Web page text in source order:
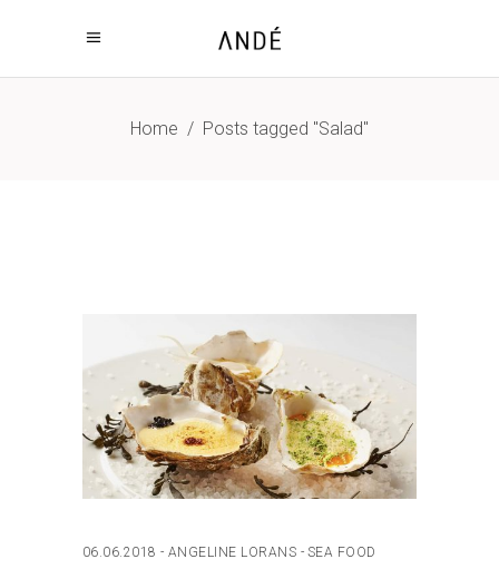
Home / Posts tagged "Salad"
06.06.2018 ANGELINE LORANS SEA FOOD